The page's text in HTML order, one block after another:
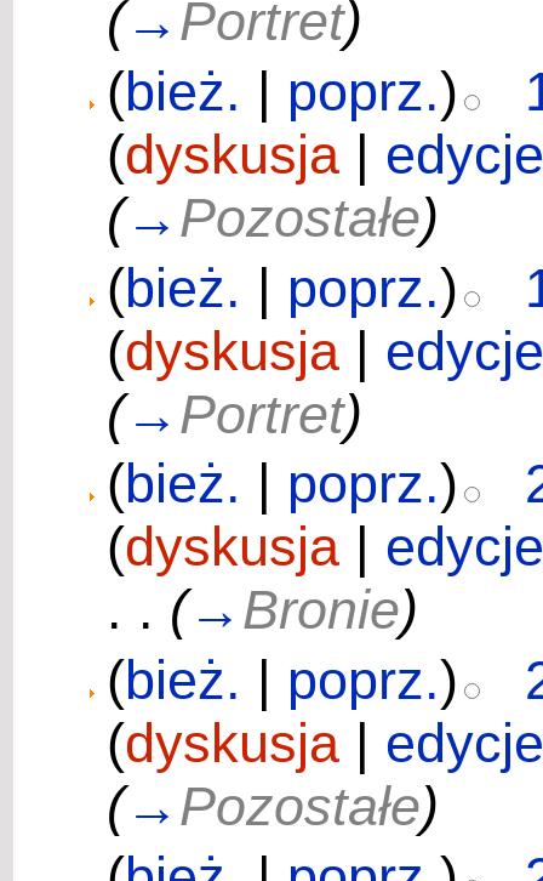
(→Portret)
(bież. | poprz.)
(dyskusja |
(→Pozostałe)
(bież. | poprz.)
(dyskusja |
(→Portret)
(bież. poprz.)
(dyskusja
. . (→Bronie)
(bież. | poprz.)
(dyskusja |
(→Pozostałe)